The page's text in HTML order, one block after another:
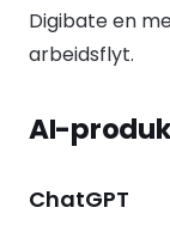
Digibate en
arbeidsflyt.
AI-
ChatGPT